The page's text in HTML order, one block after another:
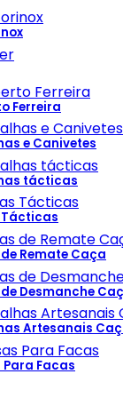
Ferreira
e Canivetes
tácticas
Remate Caça
Desmanche
Artesanais
Para Facas